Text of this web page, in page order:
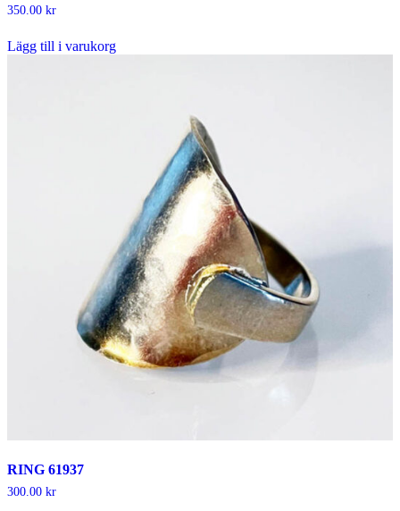
350.00 kr
Lägg till i varukorg
RING 61937
300.00 kr